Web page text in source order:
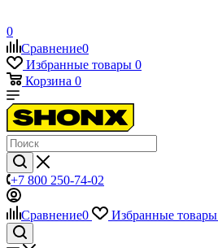
0
Сравнение0
Избранные товары 0
Корзина 0
+7 800 250-74-02
Сравнение0 Избранные товары